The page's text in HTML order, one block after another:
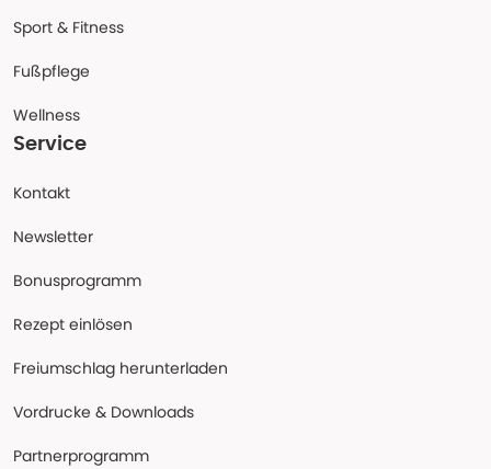
Sport & Fitness
Fußpflege
Wellness
Service
Kontakt
Newsletter
Bonusprogramm
Rezept einlösen
Freiumschlag herunterladen
Vordrucke & Downloads
Partnerprogramm